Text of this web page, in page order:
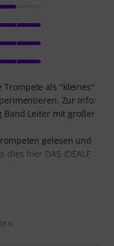
Trompete als "kleines"
Zur Info:
Band Leiter mit großer
gelesen und
dies hier DAS IDEALE